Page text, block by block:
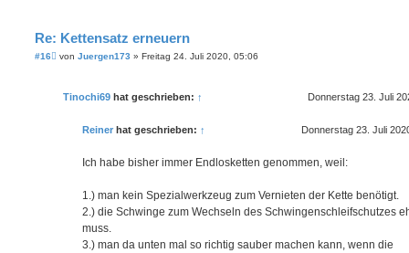
Re: Kettensatz erneuern
#16
Bvon Juergen173 » Freitag 24. Juli 2020, 05:06
Tinochi69 hat geschrieben: ↑ Donnerstag 23. Juli
Reiner hat geschrieben: ↑ Donnerstag 23. Juli
Ich habe bisher immer Endlosketten genommen, weil:
1.) man kein Spezialwerkzeug zum Vernieten der Kette benötigt.
2.) die Schwinge zum Wechseln des Schwingenschleifschutzes
muss.
3.) man da unten mal so richtig sauber machen kann, wenn die